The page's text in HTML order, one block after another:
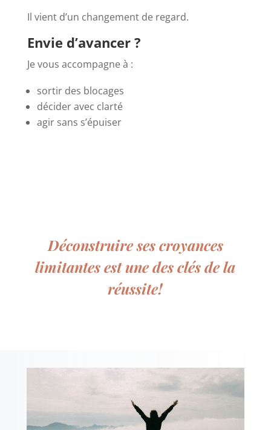
Il vient d’un changement de regard.
Envie d’avancer ?
Je vous accompagne à :
sortir des blocages
décider avec clarté
agir sans s’épuiser
Déconstruire ses croyances
limitantes est une des clés de la
réussite!